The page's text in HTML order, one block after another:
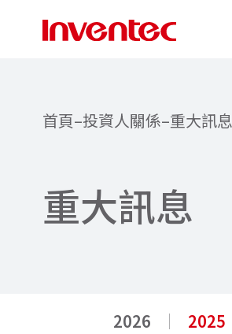
首頁–投資人關係–重大訊息
重大訊息
2026 2025